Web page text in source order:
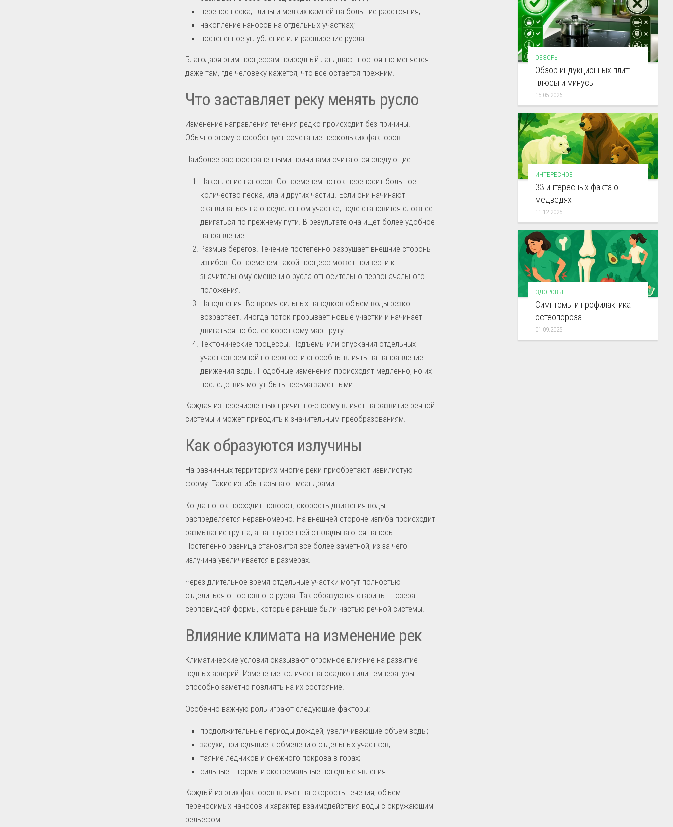
перенос песка, глины и мелких камней на большие расстояния;
накопление наносов на отдельных участках;
постепенное углубление или расширение русла.
Благодаря этим процессам природный ландшафт постоянно меняется
даже там, где человеку кажется, что все остается прежним.
Что заставляет реку менять русло
Изменение направления течения редко происходит без причины.
Обычно этому способствует сочетание нескольких факторов.
Наиболее распространенными причинами считаются следующие:
Накопление наносов. Со временем поток переносит большое
количество песка, ила и других частиц. Если они начинают
скапливаться на определенном участке, воде становится сложнее
двигаться по прежнему пути. В результате она ищет более удобное
направление.
Размыв берегов. Течение постепенно разрушает внешние стороны
изгибов. Со временем такой процесс может привести к
значительному смещению русла относительно первоначального
положения.
Наводнения. Во время сильных паводков объем воды резко
возрастает. Иногда поток прорывает новые участки и начинает
двигаться по более короткому маршруту.
Тектонические процессы. Подъемы или опускания отдельных
участков земной поверхности способны влиять на направление
движения воды. Подобные изменения происходят медленно, но их
последствия могут быть весьма заметными.
Каждая из перечисленных причин по-своему влияет на развитие речной
системы и может приводить к значительным преобразованиям.
Как образуются излучины
На равнинных территориях многие реки приобретают извилистую
форму. Такие изгибы называют меандрами.
Когда поток проходит поворот, скорость движения воды
распределяется неравномерно. На внешней стороне изгиба происходит
размывание грунта, а на внутренней откладываются наносы.
Постепенно разница становится все более заметной, из-за чего
излучина увеличивается в размерах.
Через длительное время отдельные участки могут полностью
отделиться от основного русла. Так образуются старицы — озера
серповидной формы, которые раньше были частью речной системы.
Влияние климата на изменение рек
Климатические условия оказывают огромное влияние на развитие
водных артерий. Изменение количества осадков или температуры
способно заметно повлиять на их состояние.
Особенно важную роль играют следующие факторы:
продолжительные периоды дождей, увеличивающие объем воды;
засухи, приводящие к обмелению отдельных участков;
таяние ледников и снежного покрова в горах;
сильные штормы и экстремальные погодные явления.
Каждый из этих факторов влияет на скорость течения, объем
переносимых наносов и характер взаимодействия воды с окружающим
рельефом.
ОБЗОРЫ
Обзор индукционных плит:
плюсы и минусы
15.05.2026
ИНТЕРЕСНОЕ
33 интересных факта о
медведях
11.12.2025
ЗДОРОВЬЕ
Симптомы и профилактика
остеопороза
01.09.2025